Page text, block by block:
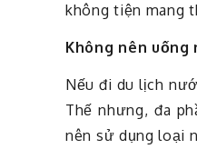
không tiện mang
Không nên uống
Nếu đi du lịch
Thế nhưng, đa
nên sử dụng loại